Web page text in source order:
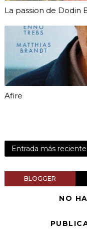
La passion de Dodin
Afire
Entrada más reciente
BLOGGER
NO